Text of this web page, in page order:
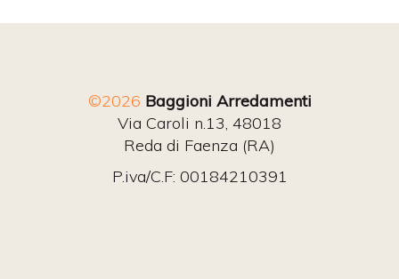
©2026 Baggioni Arredamenti
Via Caroli n.13, 48018
Reda di Faenza (RA)
P.iva/C.F: 00184210391